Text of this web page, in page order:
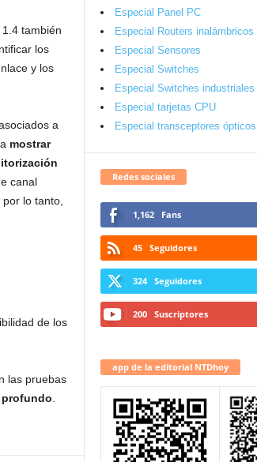
también
los
y los
a
mostrar
canal
lo tanto,
de los
las pruebas
Especial Panel PC
Especial Routers inalámbricos
Especial Sensores
Especial Switches
Especial Switches industriales
Especial tarjetas CPU
Especial transceptores ópticos
Redes sociales
1,162 Fans
45 Seguidores
324 Seguidores
200 Suscriptores
app de la editorial NTDhoy